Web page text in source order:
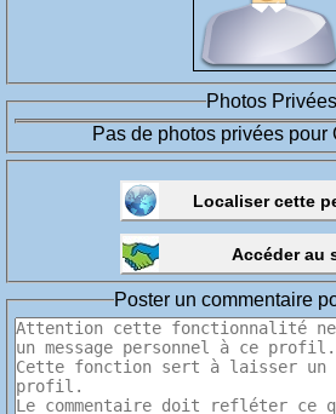
Photos Privées
Pas de photos privées pour
Poster un commentaire